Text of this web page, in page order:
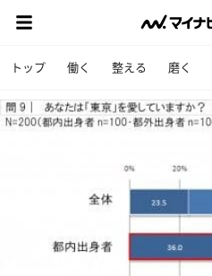
トップ 働く 整える 磨く